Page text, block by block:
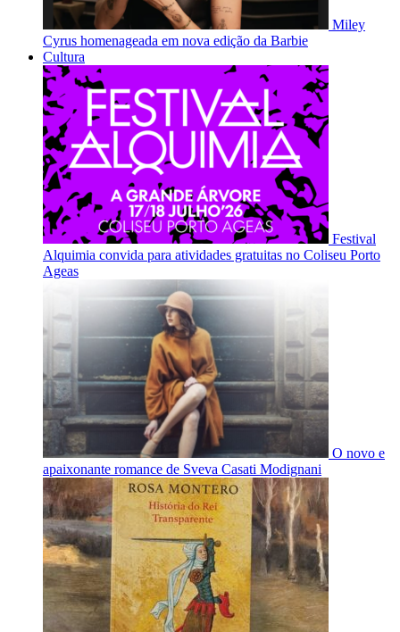
Miley
Cyrus homenageada em nova edição da Barbie
Cultura
Festival
Alquimia convida para atividades gratuitas no Coliseu Porto
Ageas
O novo e
apaixonante romance de Sveva Casati Modignani